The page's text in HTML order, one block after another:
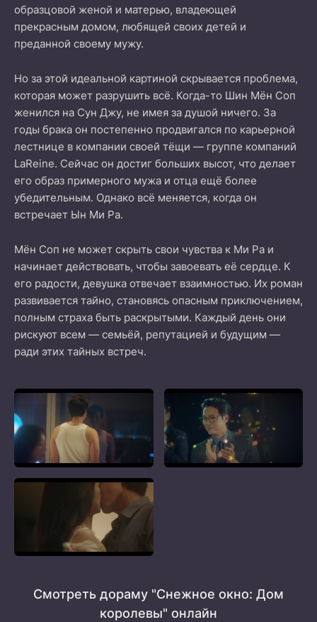
образцовой женой и матерью, владеющей
прекрасным домом, любящей своих детей и
преданной своему мужу.
Но за этой идеальной картиной скрывается проблема,
которая может разрушить всё. Когда-то Шин Мён Соп
женился на Сун Джу, не имея за душой ничего. За
годы брака он постепенно продвигался по карьерной
лестнице в компании своей тёщи — группе компаний
LaReine. Сейчас он достиг больших высот, что делает
его образ примерного мужа и отца ещё более
убедительным. Однако всё меняется, когда он
встречает Ын Ми Ра.
Мён Соп не может скрыть свои чувства к Ми Ра и
начинает действовать, чтобы завоевать её сердце. К
его радости, девушка отвечает взаимностью. Их роман
развивается тайно, становясь опасным приключением,
полным страха быть раскрытыми. Каждый день они
рискуют всем — семьёй, репутацией и будущим —
ради этих тайных встреч.
Смотреть дораму "Снежное окно: Дом
королевы" онлайн